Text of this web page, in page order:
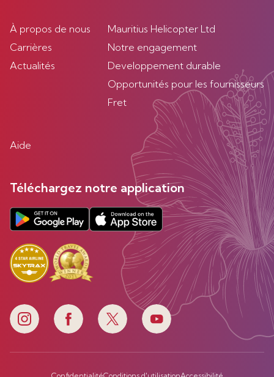
À propos de nous
Carrières
Actualités
Mauritius Helicopter Ltd
Notre engagement
Developpement durable
Opportunités pour les fournisseurs
Fret
Aide
Téléchargez notre application